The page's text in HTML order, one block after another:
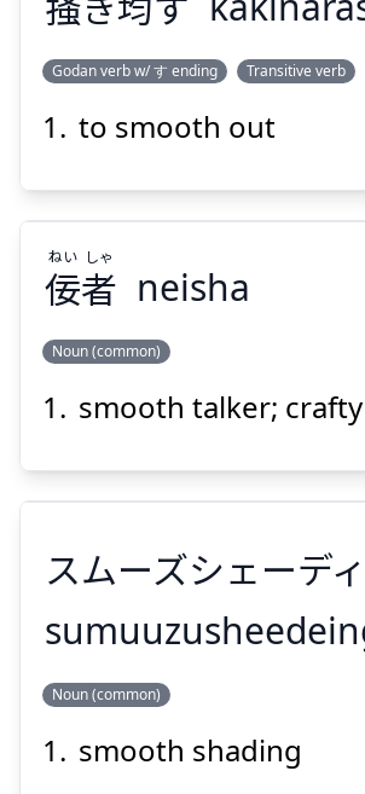
なら
Suspend
Godan verb w/ す ending Transitive verb
to smooth out
ねい
しゃ
Suspend
佞者
ねい しゃ
neisha
Noun (common)
smooth talker;
スムーズシェーデ
スムーズシェーデ
Noun (common)
smooth shading